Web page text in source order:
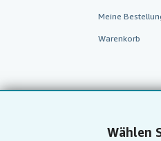
Wählen
Meine
Warenkorb